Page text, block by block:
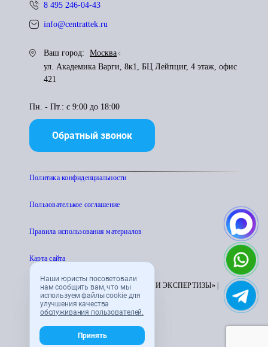
Наши юристы посоветовали
нам сообщить вам, что мы
используем файлы cookie для
улучшения качества
обслуживания пользователей.
Принять
8 495 246-04-43
info@centrattek.ru
Ваш город:
Москва
ул. Академика Варги, 8к1, БЦ Лейпциг, 4 этаж, офис
421
Пн. - Пт.: с 9:00 до 18:00
Обратный звонок
Политика конфиденциальности
Пользователькое соглашение
Правила использования материалов
Карта сайта
© 1995 - 2026 «ЦЕНТР АТТЕСТАЦИИ И ЭКСПЕРТИЗЫ» |
CENTRATTEK.RU